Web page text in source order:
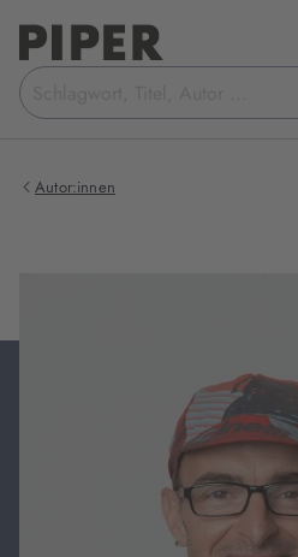
Suchbegriff
eingeben
Autor:innen